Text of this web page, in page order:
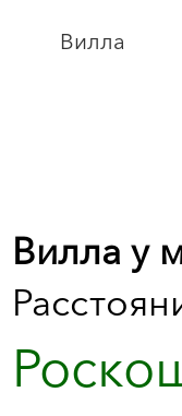
Вилла
Вилла у